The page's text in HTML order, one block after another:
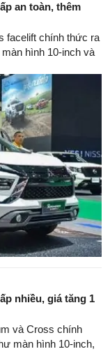
an toàn, thêm
facelift chính thức ra
hình 10-inch và
nhiều, giá tăng 1
và Cross chính
màn hình 10-inch,